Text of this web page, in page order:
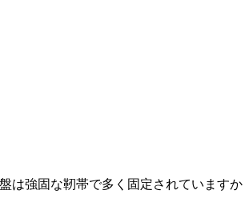
は強固な靭帯で多く固定されていますか